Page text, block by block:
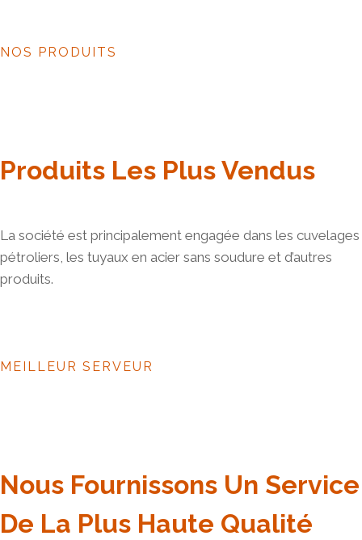
NOS PRODUITS
Produits Les Plus Vendus
La société est principalement engagée dans les cuvelages
pétroliers, les tuyaux en acier sans soudure et d’autres
produits.
MEILLEUR SERVEUR
Nous Fournissons Un Service
De La Plus Haute Qualité